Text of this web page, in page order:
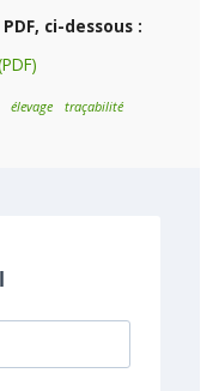
ci-dessous :
élevage traçabilité